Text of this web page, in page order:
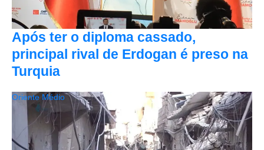
Após ter o diploma cassado,
principal rival de Erdogan é preso na
Turquia
Oriente Médio